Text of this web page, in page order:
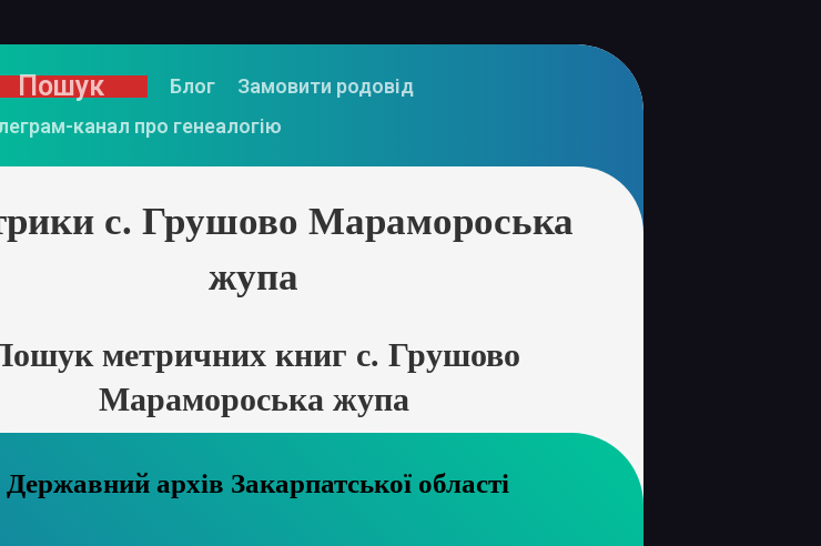
Пошук Блог
Замовити родовід
канал про генеалогію
с. Грушово Марамороська
жупа
метричних книг с. Грушово
Марамороська жупа
Державний архів Закарпатської області